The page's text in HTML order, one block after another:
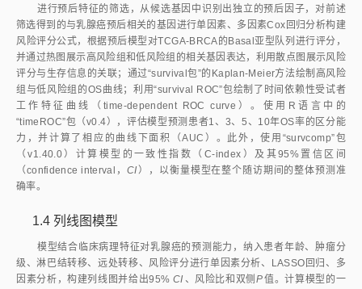
进行预后特征的筛选，从候选基因中识别出独立的预后因子，对前述
筛选得到的与乳腺癌预后相关的基因进行单因素、多因素Cox回归分析构建
风险评分公式，根据预后模型对TCGA-BRCA的Basal亚型队列进行评分，
并通过热图展示高风险组和低风险组的相关基因表达，利用散点图展示风险
评分与生存信息的关联；通过“survival包”的Kaplan-Meier方法绘制高风险
组与低风险组的OS曲线；利用“survival ROC”包绘制了时间依赖性受试者
工作特征曲线（time-dependent ROC curve）。使用R语言中的
“timeROC”包（v0.4），评估模型预测患者1、3、5、10年OS率的区分能
力，并计算了相应的曲线下面积（AUC）。此外，使用“survcomp”包
（v1.40.0）计算模型的一致性指数（C-index）及其95%置信区间
（confidence interval， CI ），以衡量模型在整个随访期间的整体预测准
确率。
1.4 列线图模型
模型结合临床病理特征对乳腺癌的预测能力，纳入患者年龄、肿瘤分
级、淋巴结转移、远处转移、风险评分进行单因素分析、LASSO回归、多
因素分析，构建列线图并给出95% CI 、风险比和双侧 P值。计算模型的一